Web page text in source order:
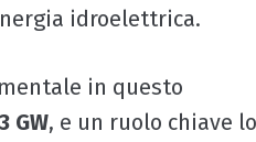
idroelettrica.
in questo
GW, e un ruolo chiave lo